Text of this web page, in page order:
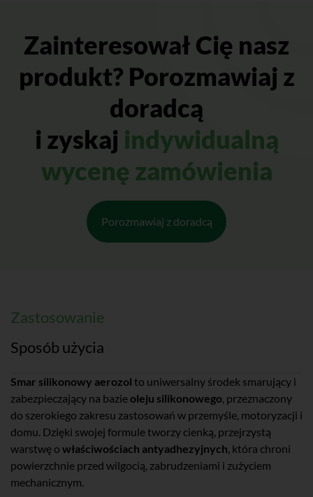
Zainteresował Cię nasz
produkt? Porozmawiaj z
doradcą
i zyskaj indywidualną
wycenę zamówienia
Porozmawiaj z doradcą
Zastosowanie
Sposób użycia
Smar silikonowy aerozol to uniwersalny środek smarujący i
zabezpieczający na bazieoleju silikonowego, przeznaczony
do szerokiego zakresu zastosowań w przemyśle, motoryzacji i
domu. Dzięki swojej formule tworzy cienką, przejrzystą
warstwę o właściwościach antyadhezyjnych, która chroni
powierzchnie przed wilgocią, zabrudzeniami i zużyciem
mechanicznym.
Sposób użycia smaru silikonowego w
aerozolu
Dokładnie oczyścić powierzchnię, na której ma być
stosowany preparat, powinna być sucha, wolna od kurzu,
brudu, oleju i innych zanieczyszczeń.
Wstrząsnąć pojemnik przed użyciem.